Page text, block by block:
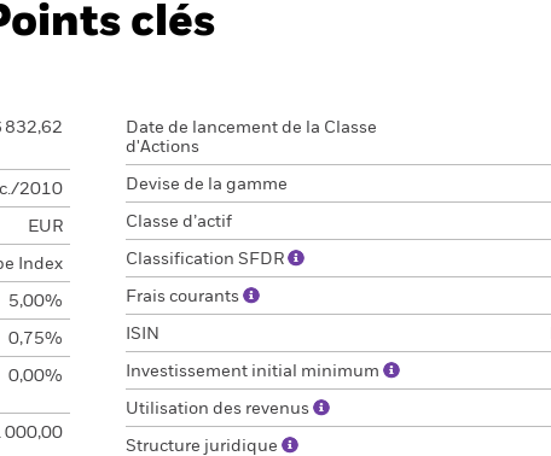
clés
832,62
2010
EUR
Index
5,00%
0,75%
0,00%
000,00
Date de lancement de la Classe
d'Actions
Devise de la gamme
Classe d’actif
Classification SFDR
Frais courants
ISIN
Investissement initial minimum
Utilisation des revenus
Structure juridique